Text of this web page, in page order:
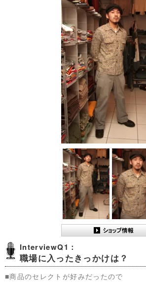
InterviewQ1：
職場に入ったきっかけは？
■商品のセレクトが好みだったので